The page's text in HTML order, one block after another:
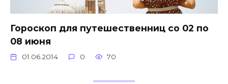
Гороскоп для путешественниц со 02 по
08 июня
01.06.2014 0 70